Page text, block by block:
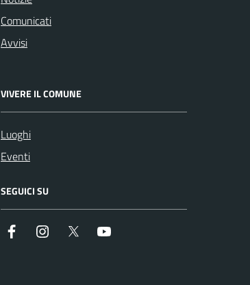
Comunicati
Avvisi
VIVERE IL COMUNE
Luoghi
Eventi
SEGUICI SU
Facebook InstagramTwitter